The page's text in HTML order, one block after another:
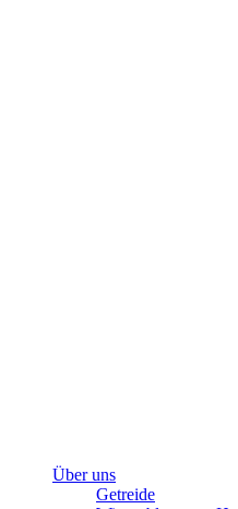
Über uns
Getreide